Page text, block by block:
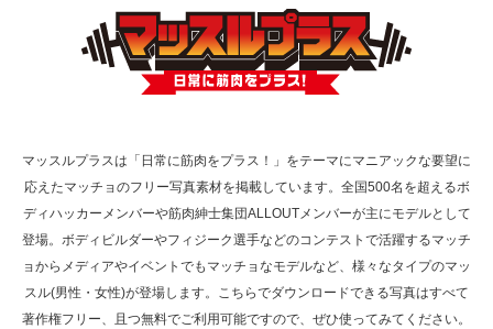
TOKYO FMラジオ番組「ONE MORNING」
で紹介さ…
た（6/8放送）
マッスルプラスは「日常に筋肉をプラス！」をテーマにマニアックな要望に
応えたマッチョのフリー写真素材を掲載しています。全国500名を超えるボ
ディハッカーメンバーや筋肉紳士集団ALLOUTメンバーが主にモデルとして
登場。ボディビルダーやフィジーク選手などのコンテストで活躍するマッチ
ョからメディアやイベントでもマッチョなモデルなど、様々なタイプのマッ
スル(男性・女性)が登場します。こちらでダウンロードできる写真はすべて
著作権フリー、且つ無料でご利用可能ですので、ぜひ使ってみてください。